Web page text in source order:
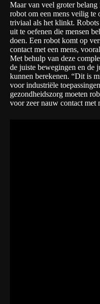
Maar van veel groter
robot om een mens veilig te
triviaal als het klinkt.
uit te oefenen die mensen
doen. Een robot komt op
contact met een mens,
Met behulp van deze
de juiste bewegingen en de
kunnen berekenen. “Dit is
voor industriële
gezondheidszorg moeten
voor zeer nauw contact met